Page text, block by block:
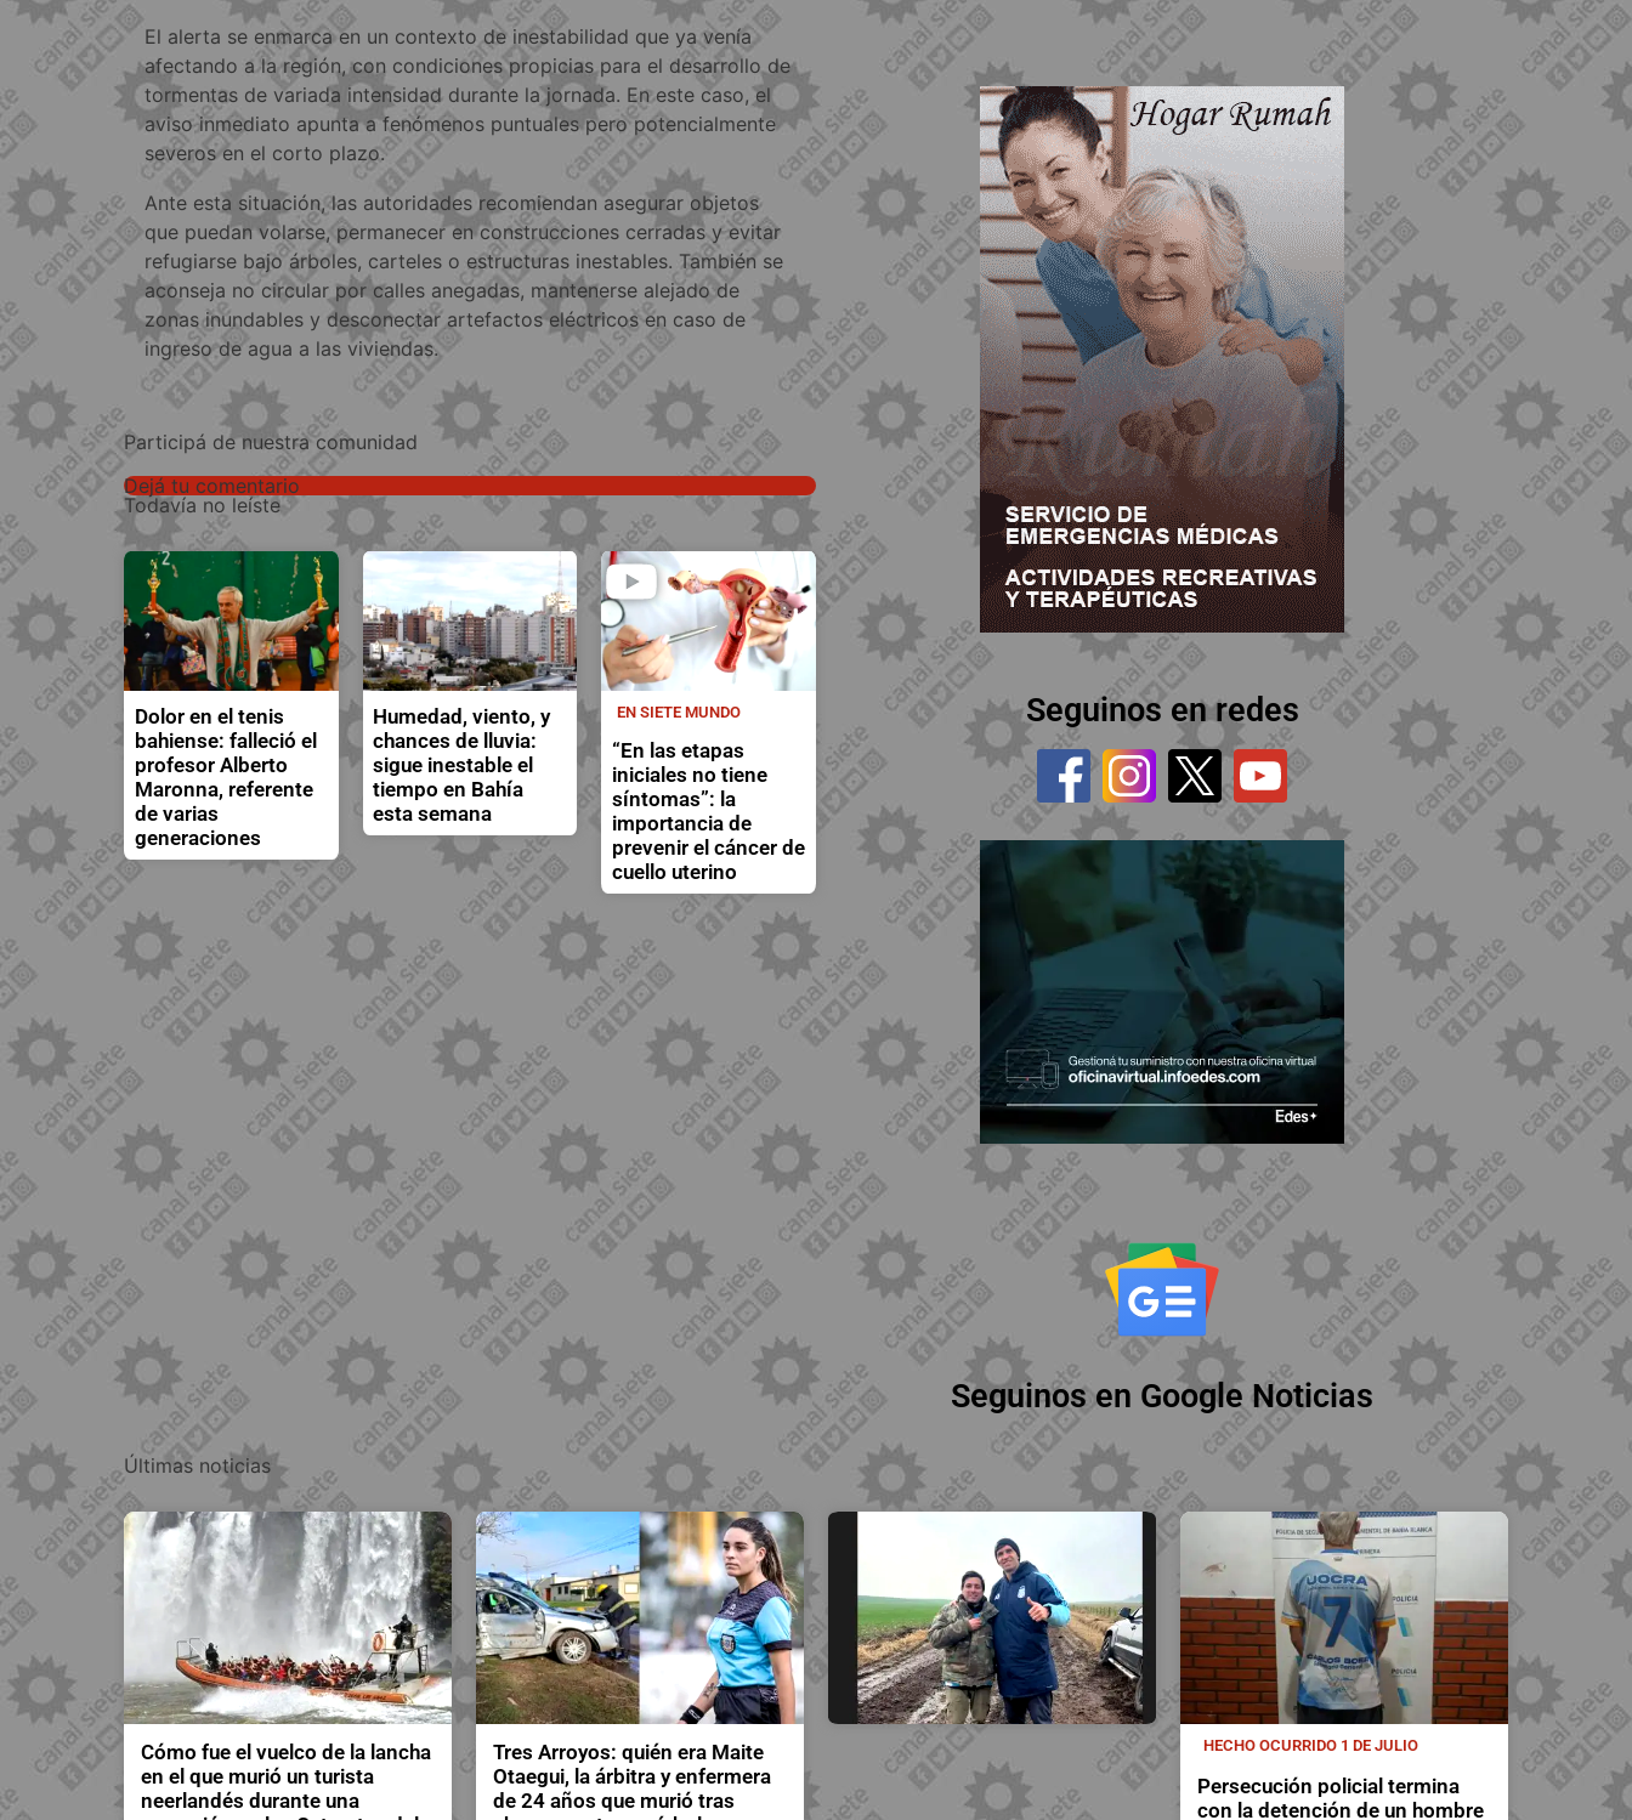
El alerta se enmarca en un contexto de inestabilidad que ya venía
afectando a la región, con condiciones propicias para el desarrollo de
tormentas de variada intensidad durante la jornada. En este caso, el
aviso inmediato apunta a fenómenos puntuales pero potencialmente
severos en el corto plazo.
Ante esta situación, las autoridades recomiendan asegurar objetos
que puedan volarse, permanecer en construcciones cerradas y evitar
refugiarse bajo árboles, carteles o estructuras inestables. También se
aconseja no circular por calles anegadas, mantenerse alejado de
zonas inundables y desconectar artefactos eléctricos en caso de
ingreso de agua a las viviendas.
Participá de nuestra comunidad
Dejá tu comentario
Todavía no leíste
Dolor en el tenis
bahiense: falleció el
profesor Alberto
Maronna, referente
de varias
generaciones
Humedad, viento, y
chances de lluvia:
sigue inestable el
tiempo en Bahía
esta semana
EN SIETE MUNDO
“En las etapas
iniciales no tiene
síntomas”: la
importancia de
prevenir el cáncer de
cuello uterino
Seguinos en redes
Seguinos en Google Noticias
Últimas noticias
Cómo fue el vuelco de la lancha
en el que murió un turista
neerlandés durante una
Tres Arroyos: quién era Maite
Otaegui, la árbitra y enfermera
de 24 años que murió tras
HECHO OCURRIDO 1 DE JULIO
Persecución policial termina
con la detención de un hombre